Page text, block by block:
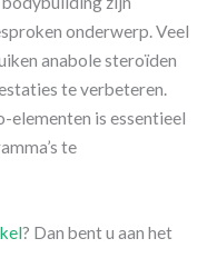
onderwerp. Veel
anabole steroïden
te verbeteren.
elementen is essentieel
te
? Dan bent u aan het